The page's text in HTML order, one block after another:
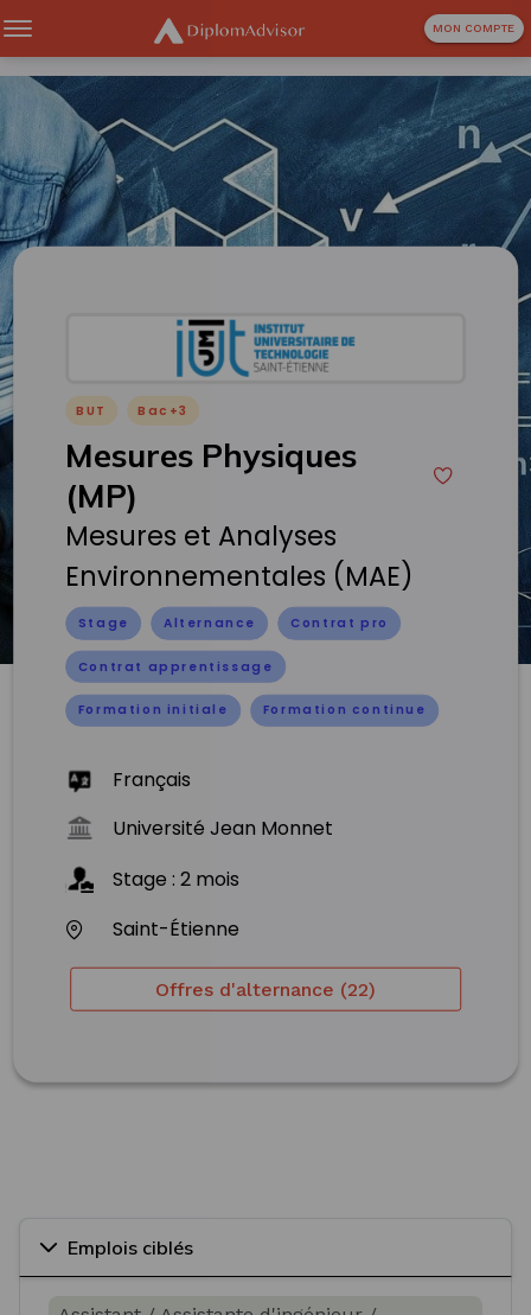
MON COMPTE
BUT Bac+3
Mesures Physiques
(MP)
Mesures et Analyses
Environnementales (MAE)
Stage Alternance Contrat pro
Contrat apprentissage
Formation initiale Formation continue
Français
Université Jean Monnet
Stage :2 mois
Saint-Étienne
Offres d'alternance (22)
Emplois ciblés